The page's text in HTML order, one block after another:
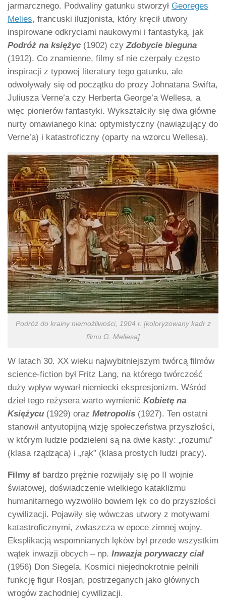
jarmarcznego. Podwaliny gatunku stworzył Georeges
Melies, francuski iluzjonista, który kręcił utwory
inspirowane odkryciami naukowymi i fantastyką, jak
Podróż na księżyc (1902) czy Zdobycie bieguna
(1912). Co znamienne, filmy sf nie czerpały często
inspiracji z typowej literatury tego gatunku, ale
odwoływały się od początku do prozy Johnatana Swifta,
Juliusza Verne’a czy Herberta George’a Wellesa, a
więc pionierów fantastyki. Wykształciły się dwa główne
nurty omawianego kina: optymistyczny (nawiązujący do
Verne’a) i katastroficzny (oparty na wzorcu Wellesa).
Podróż do krainy niemożliwości, 1904 r. [koloryzowany kadr z
filmu G. Meliesa]
W latach 30. XX wieku najwybitniejszym twórcą filmów
science-fiction był Fritz Lang, na którego twórczość
duży wpływ wywarł niemiecki ekspresjonizm. Wśród
dzieł tego reżysera warto wymienić Kobietę na
Księżycu (1929) oraz Metropolis (1927). Ten ostatni
stanowił antyutopijną wizję społeczeństwa przyszłości,
w którym ludzie podzieleni są na dwie kasty: „rozumu”
(klasa rządząca) i „rąk” (klasa prostych ludzi pracy).
Filmy sf bardzo prężnie rozwijały się po II wojnie
światowej, doświadczenie wielkiego kataklizmu
humanitarnego wyzwoliło bowiem lęk co do przyszłości
cywilizacji. Pojawiły się wówczas utwory z motywami
katastroficznymi, zwłaszcza w epoce zimnej wojny.
Eksplikacją wspomnianych lęków był przede wszystkim
wątek inwazji obcych – np. Inwazja porywaczy ciał
(1956) Don Siegela. Kosmici niejednokrotnie pełnili
funkcję figur Rosjan, postrzeganych jako głównych
wrogów zachodniej cywilizacji.